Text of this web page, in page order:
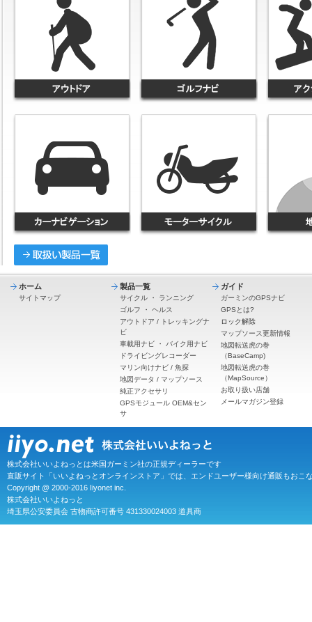
ホーム
サイトマップ
製品一覧
サイクル ・ ランニング
ゴルフ ・ ヘルス
アウトドア / トレッキングナ
ビ
車載用ナビ ・ バイク用ナビ
ドライビングレコーダー
マリン向けナビ / 魚探
地図データ / マップソース
純正アクセサリ
GPSモジュール OEM&セン
サ
ガイド
ガーミンのGPSナビ
GPSとは?
ロック解除
マップソース更新情報
地図転送虎の巻
（BaseCamp)
地図転送虎の巻
（MapSource）
お取り扱い店舗
メールマガジン登録
株式会社いいよねっとは米国ガーミン社の正規ディーラーです
直販サイト「いいよねっとオンラインストア」では、エンドユーザー様向け通販もおこ
Copyright @ 2000-2016 Iiyonet inc.
株式会社いいよねっと
埼玉県公安委員会 古物商許可番号 431330024003 道具商